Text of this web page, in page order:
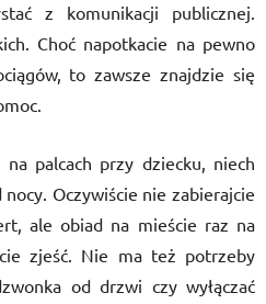
z komunikacji publicznej.
Choć napotkacie na pewno
to zawsze znajdzie się
palcach przy dziecku, niech
Oczywiście nie zabierajcie
ale obiad na mieście raz na
zjeść. Nie ma też potrzeby
od drzwi czy wyłączać